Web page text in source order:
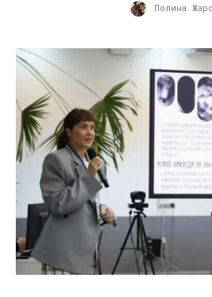
Полина